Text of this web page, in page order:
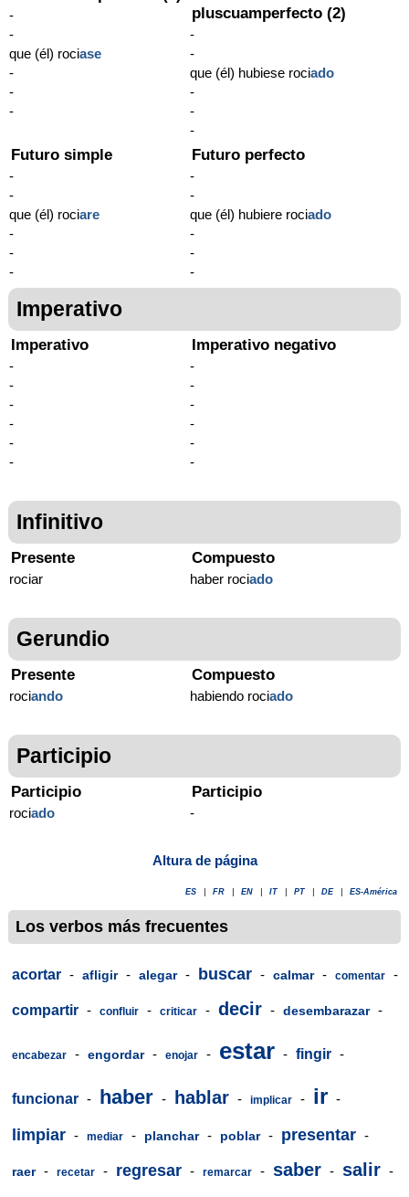
-
-
que (él) rociase
-
-
-
pluscuamperfecto (2)
-
-
que (él) hubiese rociado
-
-
-
Futuro simple
-
-
que (él) rociare
-
-
-
Futuro perfecto
-
-
que (él) hubiere rociado
-
-
-
Imperativo
Imperativo
-
-
-
-
-
-
Imperativo negativo
-
-
-
-
-
-
Infinitivo
Presente
rociar
Compuesto
haber rociado
Gerundio
Presente
rociando
Compuesto
habiendo rociado
Participio
Participio
rociado
Participio
-
Altura de página
ES FR EN IT PT DE ES-América
Los verbos más frecuentes
acortar - afligir - alegar - buscar - calmar - comentar -
compartir - confluir - criticar - decir - desembarazar -
encabezar - engordar - enojar - estar - fingir -
funcionar - haber - hablar - implicar - ir -
limpiar - mediar - planchar - poblar - presentar -
raer - recetar - regresar - remarcar - saber - salir -